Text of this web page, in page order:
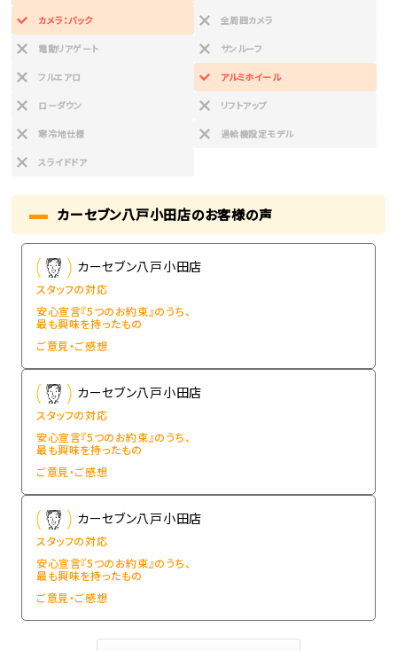
カメラ：バック 全周囲カメラ
電動リアゲート サンルーフ
フルエアロ アルミホイール
ローダウン リフトアップ
寒冷地仕様 過給機設定モデル
スライドドア
カーセブン八戸小田店のお客様の声
カーセブン八戸小田店
スタッフの対応
安心宣言『5つのお約束』のうち、
最も興味を持ったもの
ご意見・ご感想
カーセブン八戸小田店
スタッフの対応
安心宣言『5つのお約束』のうち、
最も興味を持ったもの
ご意見・ご感想
カーセブン八戸小田店
スタッフの対応
安心宣言『5つのお約束』のうち、
最も興味を持ったもの
ご意見・ご感想